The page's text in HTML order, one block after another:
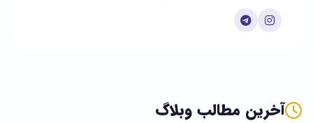
آخرین مطالب وبلاگ